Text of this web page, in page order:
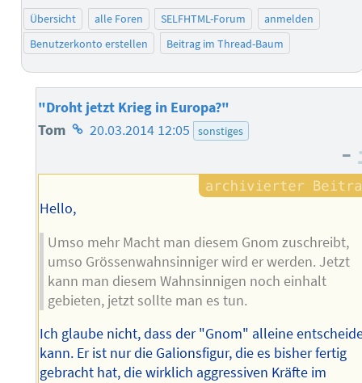
Übersicht alle Foren SELFHTML-Forum
anmelden
Benutzerkonto erstellen
Beitrag im Thread-Baum
"Droht jetzt Krieg in Europa?"
Tom Homepage
Autors
20.03.2014 12:05 sonstiges
–
Hello,
Umso mehr Macht man diesem Gnom zuschreibt,
umso Grössenwahnsinniger wird er werden. Jetzt
kann man diesem Wahnsinnigen noch einhalt
gebieten, jetzt sollte man es tun.
Ich glaube nicht, dass der "Gnom" alleine
kann. Er ist nur die Galionsfigur, die es bisher fertig
gebracht hat, die wirklich aggressiven Kräfte im